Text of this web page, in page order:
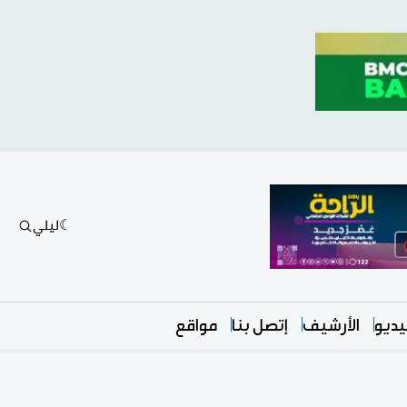
ليلي
الأرشيف إتصل بنا مواقع